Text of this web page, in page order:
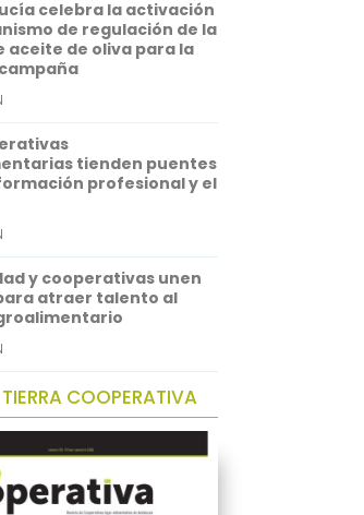
celebra la activación
de regulación de la
aceite de oliva para la
tienden puentes
profesional y el
y cooperativas unen
atraer talento al
COOPERATIVA